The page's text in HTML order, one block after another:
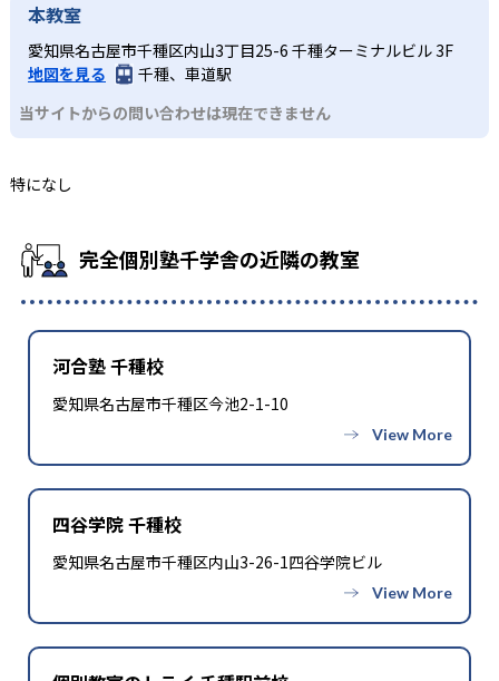
本教室
愛知県名古屋市千種区内山3丁目25-6 千種ターミナルビル 3F
地図を見る
千種、車道駅
当サイトからの問い合わせは現在できません
特になし
完全個別塾千学舎の近隣の教室
河合塾 千種校
愛知県名古屋市千種区今池2-1-10
四谷学院 千種校
愛知県名古屋市千種区内山3-26-1四谷学院ビル